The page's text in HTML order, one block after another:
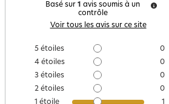
Basé sur 1 avis soumis à un
contrôle
Voir tous les avis sur ce site
5 étoiles
0
4 étoiles
0
3 étoiles
0
2 étoiles
0
1 étoile 1